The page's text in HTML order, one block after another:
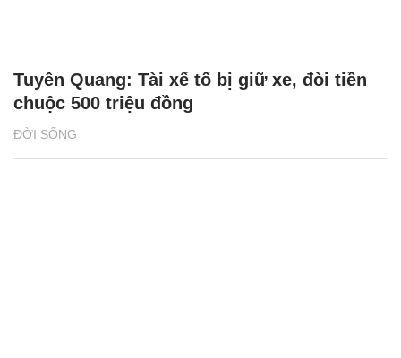
ĐỜI SỐNG
Tuyên Quang: Tài xế tố bị giữ xe, đòi tiền
chuộc 500 triệu đồng